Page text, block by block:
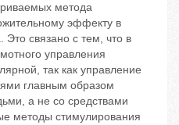
метода
эффекту в
связано с тем, что в
управления
так как управление
главным образом
а не со средствами
методы стимулирования